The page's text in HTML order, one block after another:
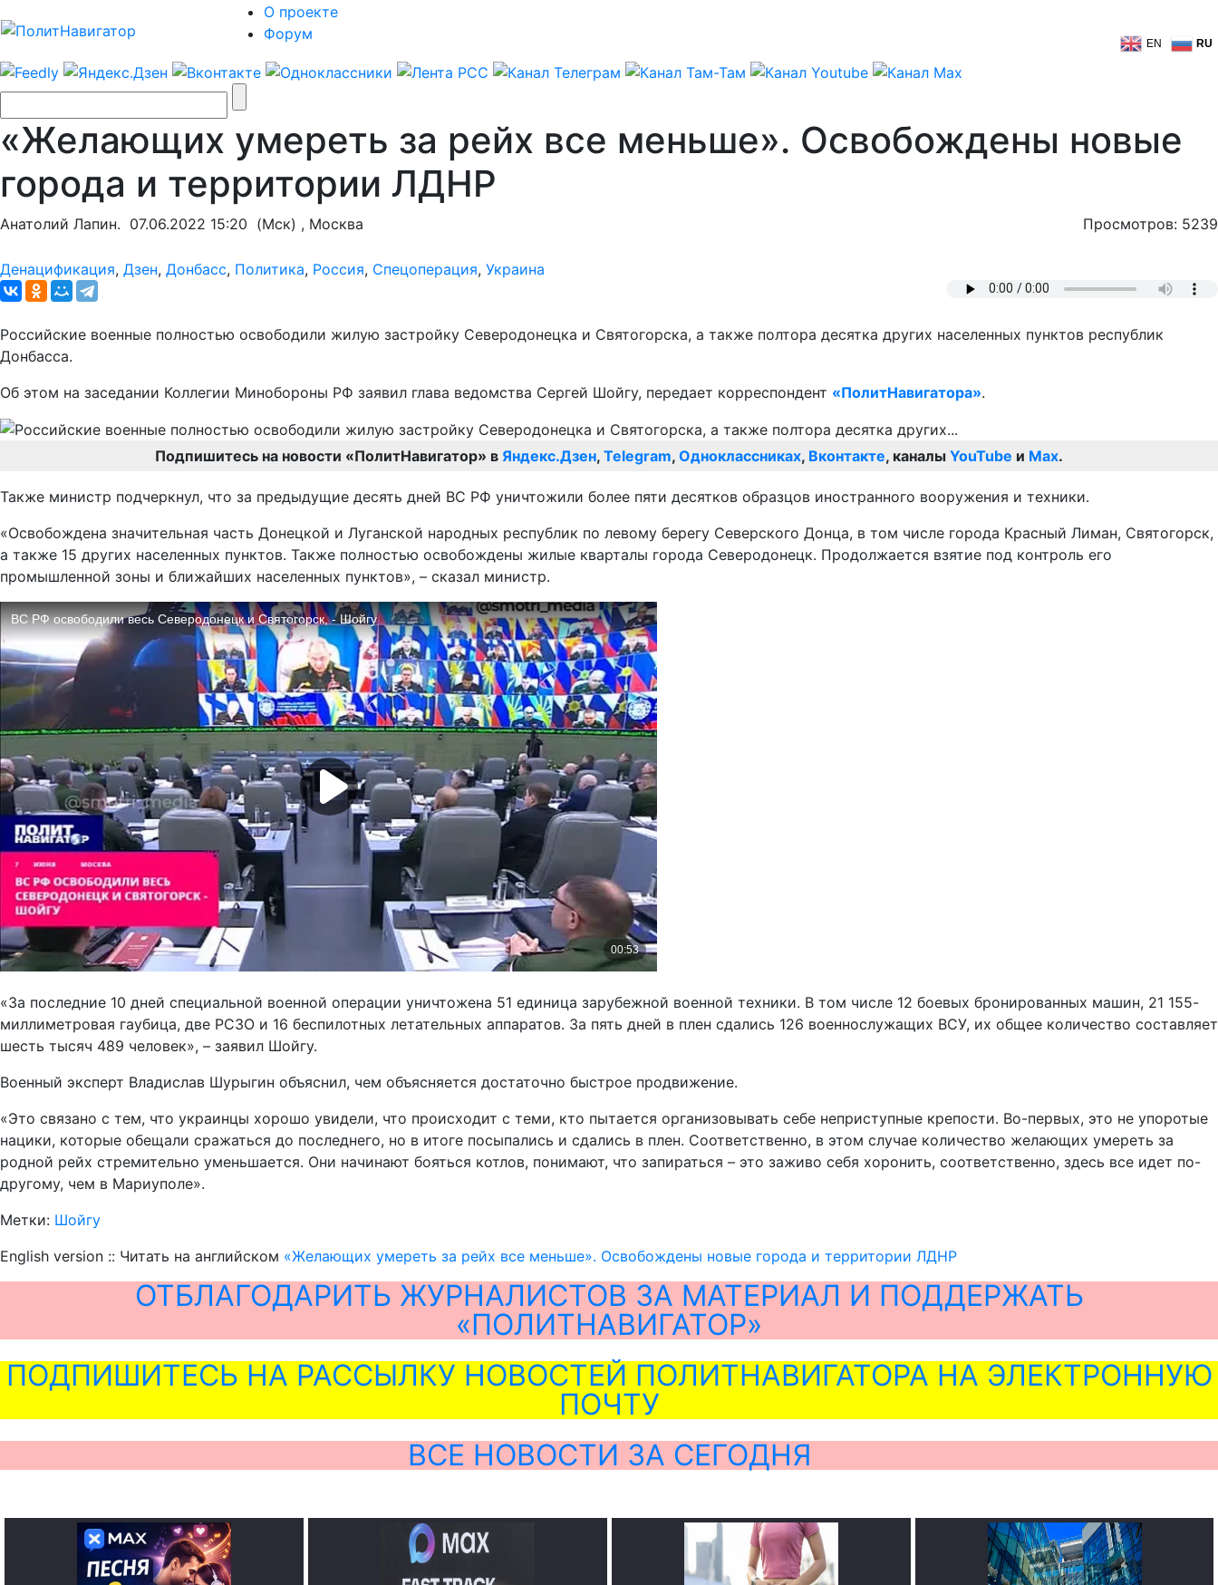
О проекте
Форум
EN RU
«Желающих умереть за рейх все меньше». Освобождены новые
города и территории ЛДНР
Анатолий Лапин. 07.06.2022 15:20 (Мск) , Москва Просмотров: 5239
Денацификация, Дзен, Донбасс, Политика, Россия, Спецоперация, Украина
Российские военные полностью освободили жилую застройку Северодонецка и Святогорска, а также полтора десятка других населенных пунктов республик
Донбасса.
Об этом на заседании Коллегии Минобороны РФ заявил глава ведомства Сергей Шойгу, передает корреспондент «ПолитНавигатора».
Подпишитесь на новости «ПолитНавигатор» в Яндекс.Дзен, Telegram, Одноклассниках, Вконтакте, каналы YouTube и Max.
Также министр подчеркнул, что за предыдущие десять дней ВС РФ уничтожили более пяти десятков образцов иностранного вооружения и техники.
«Освобождена значительная часть Донецкой и Луганской народных республик по левому берегу Северского Донца, в том числе города Красный Лиман, Святогорск,
а также 15 других населенных пунктов. Также полностью освобождены жилые кварталы города Северодонецк. Продолжается взятие под контроль его
промышленной зоны и ближайших населенных пунктов», – сказал министр.
«За последние 10 дней специальной военной операции уничтожена 51 единица зарубежной военной техники. В том числе 12 боевых бронированных машин, 21 155-
миллиметровая гаубица, две РСЗО и 16 беспилотных летательных аппаратов. За пять дней в плен сдались 126 военнослужащих ВСУ, их общее количество составляет
шесть тысяч 489 человек», – заявил Шойгу.
Военный эксперт Владислав Шурыгин объяснил, чем объясняется достаточно быстрое продвижение.
«Это связано с тем, что украинцы хорошо увидели, что происходит с теми, кто пытается организовывать себе неприступные крепости. Во-первых, это не упоротые
нацики, которые обещали сражаться до последнего, но в итоге посыпались и сдались в плен. Соответственно, в этом случае количество желающих умереть за
родной рейх стремительно уменьшается. Они начинают бояться котлов, понимают, что запираться – это заживо себя хоронить, соответственно, здесь все идет по-
другому, чем в Мариуполе».
Метки: Шойгу
English version :: Читать на английском «Желающих умереть за рейх все меньше». Освобождены новые города и территории ЛДНР
ОТБЛАГОДАРИТЬ ЖУРНАЛИСТОВ ЗА МАТЕРИАЛ И ПОДДЕРЖАТЬ
«ПОЛИТНАВИГАТОР»
ПОДПИШИТЕСЬ НА РАССЫЛКУ НОВОСТЕЙ ПОЛИТНАВИГАТОРА НА ЭЛЕКТРОННУЮ
ПОЧТУ
ВСЕ НОВОСТИ ЗА СЕГОДНЯ